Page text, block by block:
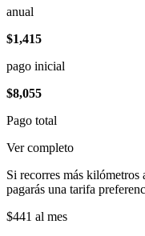
anual
$1,415
pago inicial
$8,055
Pago total
Ver completo
Si recorres más
pagarás una tarifa
$441 al mes